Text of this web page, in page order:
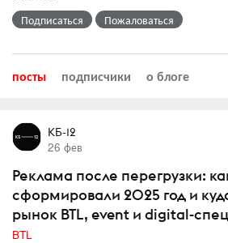
Подписаться Пожаловаться
посты подписчики о блоге
КБ-12
26 фев
Реклама после перегрузки:
сформировали 2025 год и
рынок BTL, event и digital-
BTL